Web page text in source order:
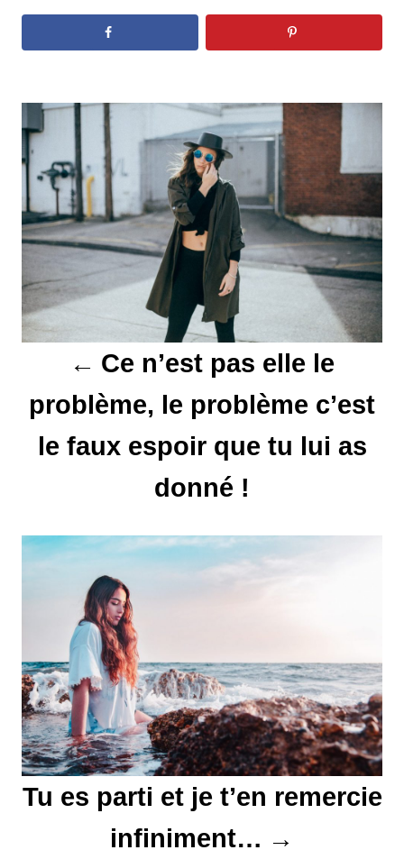
N
a
v
i
g
a
t
o
l
r
t
i
c
Ce n’est pas elle le
problème, le problème c’est
le faux espoir que tu lui as
donné !
Tu es parti et je t’en remercie
infiniment…